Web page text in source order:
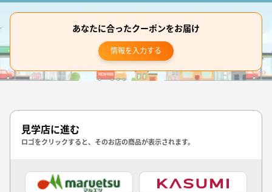
あなたに合ったクーポンをお届け
情報を入力する
見学店に進む
ロゴをクリックすると、そのお店の商品が表示されます。